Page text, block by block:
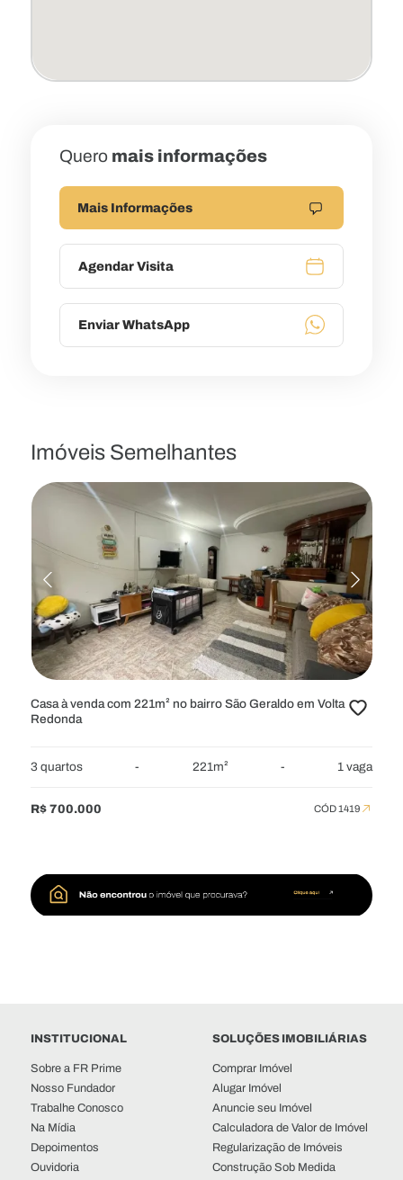
Quero mais informações
Mais Informações
Agendar Visita
Enviar WhatsApp
Imóveis Semelhantes
Casa à venda com 221m² no bairro São Geraldo em Volta
Redonda
3 quartos - 221m² - 1 vaga
R$ 700.000 CÓD 1419
INSTITUCIONAL
Sobre a FR Prime
Nosso Fundador
Trabalhe Conosco
Na Mídia
Depoimentos
Ouvidoria
SOLUÇÕES IMOBILIÁRIAS
Comprar Imóvel
Alugar Imóvel
Anuncie seu Imóvel
Calculadora de Valor de Imóvel
Regularização de Imóveis
Construção Sob Medida